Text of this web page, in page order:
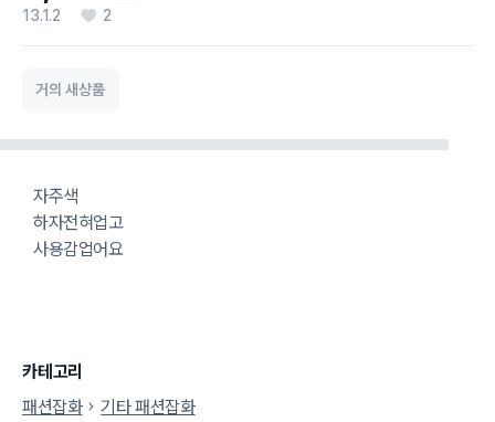
13.1.2 2
거의 새상품
자주색
하자전혀업고
사용감업어요
카테고리
패션잡화
기타 패션잡화